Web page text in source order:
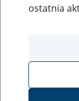
FILTRUJ
ostatnia